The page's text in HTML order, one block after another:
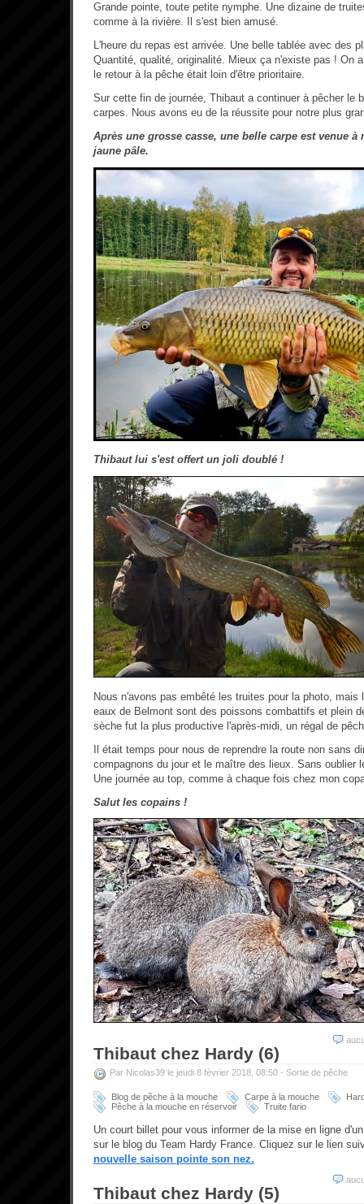
Grande pointe, toute petite nymphe. Une dizaine de
comme à la rivière. Il s'est bien amusé.
L'heure du repas est arrivée. Une belle tablée avec des
Quantité, qualité, originalité. Mieux ça n'existe pas ! On
le retour à la pêche était loin d'être prioritaire.
Sur cette fin de journée, Thibaut a continuer à pêcher le
carpes. Nous avons eu de la réussite pour notre plus
Après une grosse casse, une belle carpe est venue
jaune pâle.
Thibaut lui s'est offert un joli doublé !
Nous n'avons pas embêté les truites pour la photo, mais
eaux de Belmont sont des poissons combattifs et plein
sèche fut la plus productive l'après-midi, un régal de
Il était temps pour nous de reprendre la route non sans
compagnons du jour et le maître des lieux. Sans oublier
Une journée au top, comme à chaque fois chez mon
Salut les copains !
Thibaut chez Hardy (6)
Par Nicolas39 le jeudi 8 février 2018, 08:50 - Sortie de pêche
Blog de pêche à la mouche Carpe à la mouche
Pêche à la mouche en réservoir
Truite fario
Un court billet pour vous informer de la mise en ligne
sur le blog du Team Hardy France. Cliquez sur le lien
nouvelle saison pointe son nez.
Thibaut chez Hardy (5)